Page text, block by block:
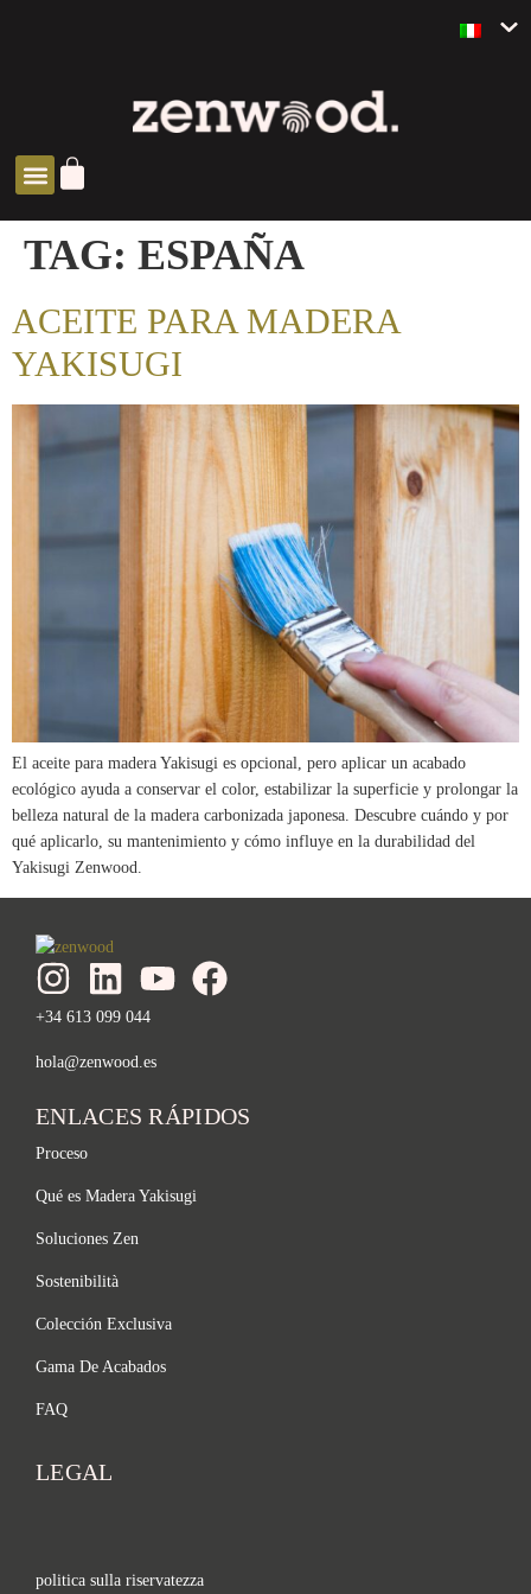
TAG: ESPAÑA
ACEITE PARA MADERA
YAKISUGI
El aceite para madera Yakisugi es opcional, pero aplicar un acabado
ecológico ayuda a conservar el color, estabilizar la superficie y prolongar la
belleza natural de la madera carbonizada japonesa. Descubre cuándo y por
qué aplicarlo, su mantenimiento y cómo influye en la durabilidad del
Yakisugi Zenwood.
+34 613 099 044
hola@zenwood.es
ENLACES RÁPIDOS
Proceso
Qué es Madera Yakisugi
Soluciones Zen
Sostenibilità
Colección Exclusiva
Gama De Acabados
FAQ
LEGAL
politica sulla riservatezza